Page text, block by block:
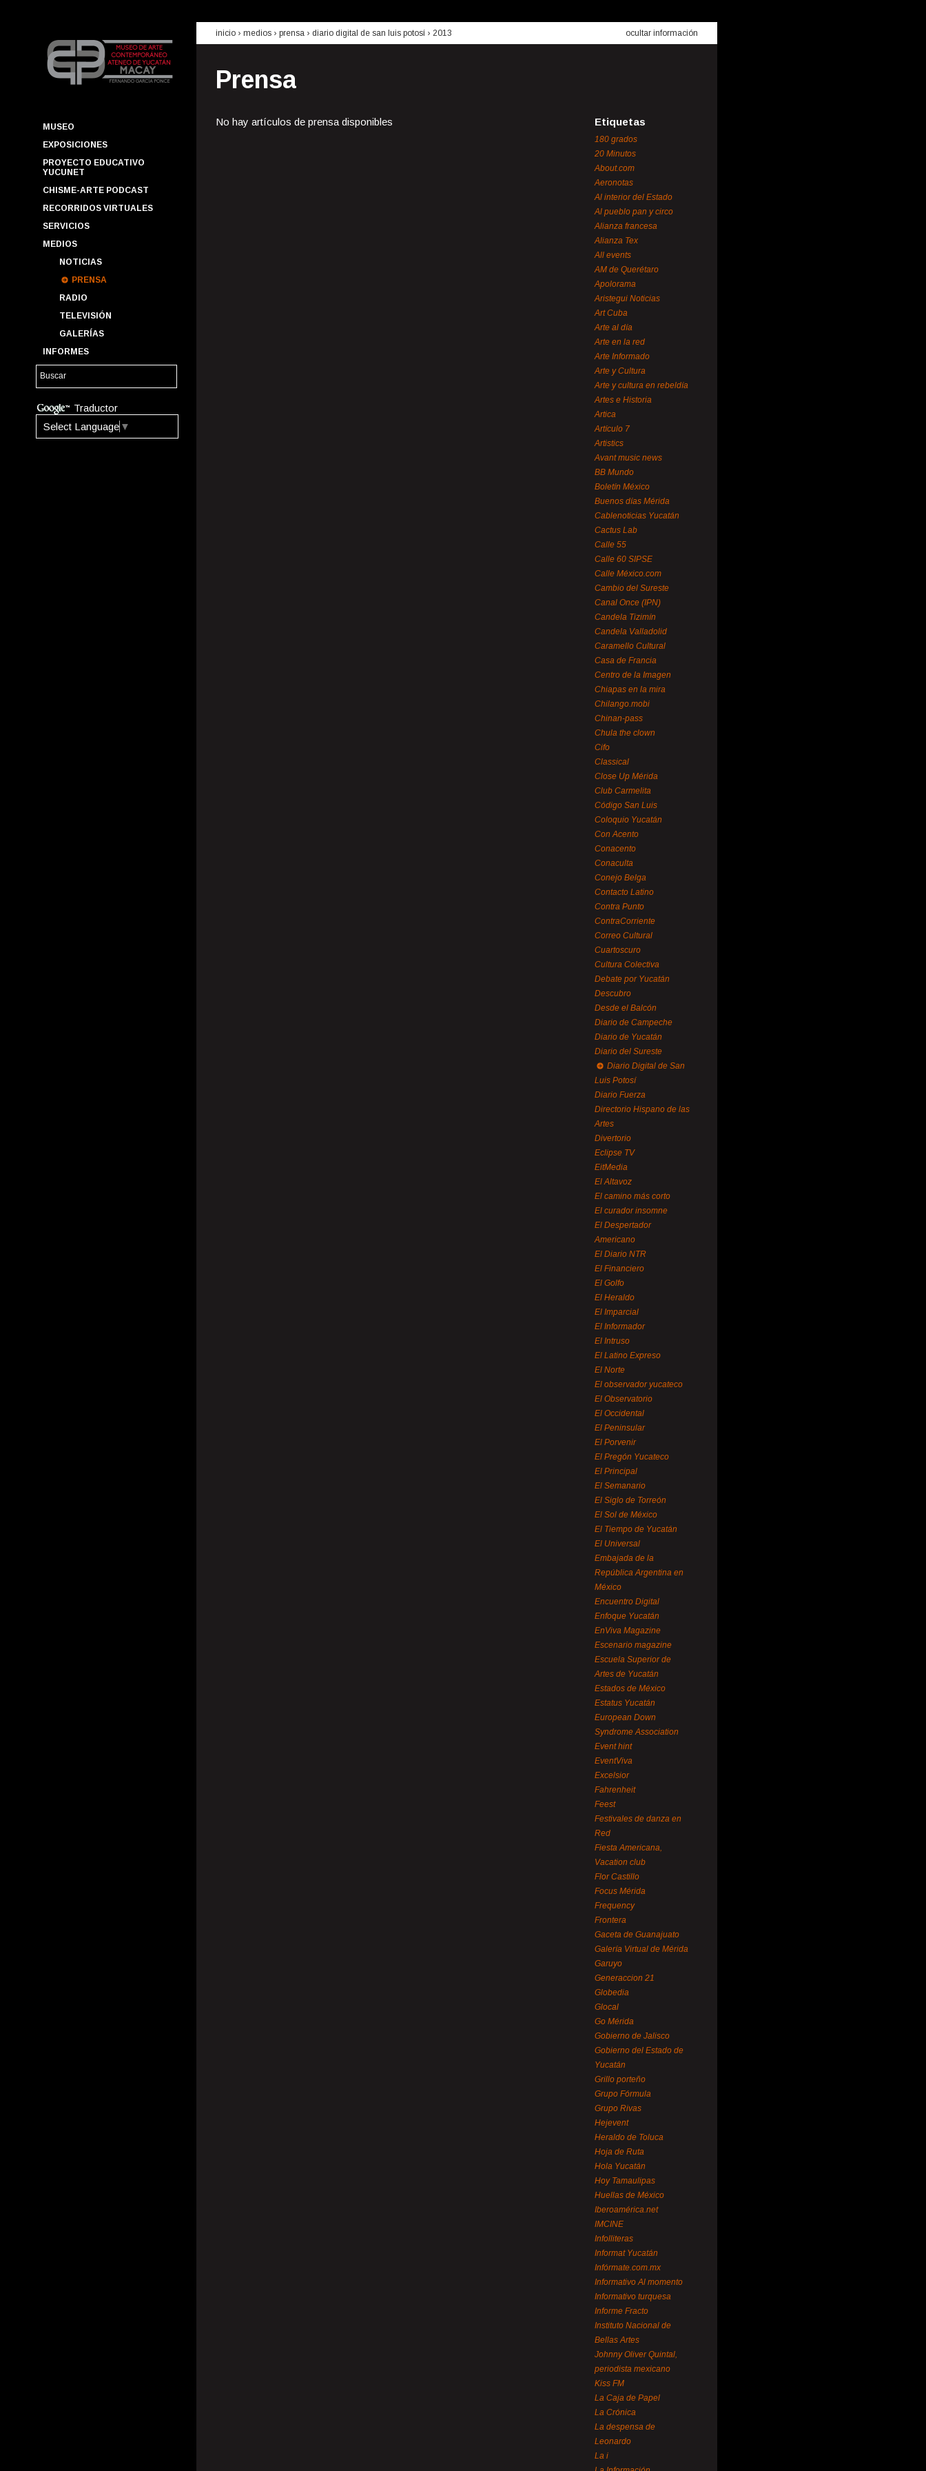
MUSEO
EXPOSICIONES
PROYECTO EDUCATIVO
YUCUNET
CHISME-ARTE PODCAST
RECORRIDOS VIRTUALES
SERVICIOS
MEDIOS
NOTICIAS
PRENSA
RADIO
TELEVISIÓN
GALERÍAS
INFORMES
Traductor
Select Language ▼
inicio › medios › prensa › diario digital de san luis potosí › 2013 ocultar información
Prensa
No hay artículos de prensa disponibles Etiquetas
180 grados
20 Minutos
About.com
Aeronotas
Al interior del Estado
Al pueblo pan y circo
Alianza francesa
Alianza Tex
All events
AM de Querétaro
Apolorama
Aristegui Noticias
Art Cuba
Arte al día
Arte en la red
Arte Informado
Arte y Cultura
Arte y cultura en rebeldía
Artes e Historia
Artica
Artículo 7
Artistics
Avant music news
BB Mundo
Boletín México
Buenos días Mérida
Cablenoticias Yucatán
Cactus Lab
Calle 55
Calle 60 SIPSE
Calle México.com
Cambio del Sureste
Canal Once (IPN)
Candela Tizimín
Candela Valladolid
Caramello Cultural
Casa de Francia
Centro de la Imagen
Chiapas en la mira
Chilango.mobi
Chinan-pass
Chula the clown
Cifo
Classical
Close Up Mérida
Club Carmelita
Código San Luis
Coloquio Yucatán
Con Acento
Conacento
Conaculta
Conejo Belga
Contacto Latino
Contra Punto
ContraCorriente
Correo Cultural
Cuartoscuro
Cultura Colectiva
Debate por Yucatán
Descubro
Desde el Balcón
Diario de Campeche
Diario de Yucatán
Diario del Sureste
Diario Digital de San
Luis Potosí
Diario Fuerza
Directorio Hispano de las
Artes
Divertorio
Eclipse TV
EitMedia
El Altavoz
El camino más corto
El curador insomne
El Despertador
Americano
El Diario NTR
El Financiero
El Golfo
El Heraldo
El Imparcial
El Informador
El Intruso
El Latino Expreso
El Norte
El observador yucateco
El Observatorio
El Occidental
El Peninsular
El Porvenir
El Pregón Yucateco
El Principal
El Semanario
El Siglo de Torreón
El Sol de México
El Tiempo de Yucatán
El Universal
Embajada de la
República Argentina en
México
Encuentro Digital
Enfoque Yucatán
EnViva Magazine
Escenario magazine
Escuela Superior de
Artes de Yucatán
Estados de México
Estatus Yucatán
European Down
Syndrome Association
Event hint
EventViva
Excelsior
Fahrenheit
Feest
Festivales de danza en
Red
Fiesta Americana,
Vacation club
Flor Castillo
Focus Mérida
Frequency
Frontera
Gaceta de Guanajuato
Galería Virtual de Mérida
Garuyo
Generaccion 21
Globedia
Glocal
Go Mérida
Gobierno de Jalisco
Gobierno del Estado de
Yucatán
Grillo porteño
Grupo Fórmula
Grupo Rivas
Hejevent
Heraldo de Toluca
Hoja de Ruta
Hola Yucatán
Hoy Tamaulipas
Huellas de México
Iberoamérica.net
IMCINE
Infolliteras
Informat Yucatán
Infórmate.com.mx
Informativo Al momento
Informativo turquesa
Informe Fracto
Instituto Nacional de
Bellas Artes
Johnny Oliver Quintal,
periodista mexicano
Kiss FM
La Caja de Papel
La Crónica
La despensa de
Leonardo
La i